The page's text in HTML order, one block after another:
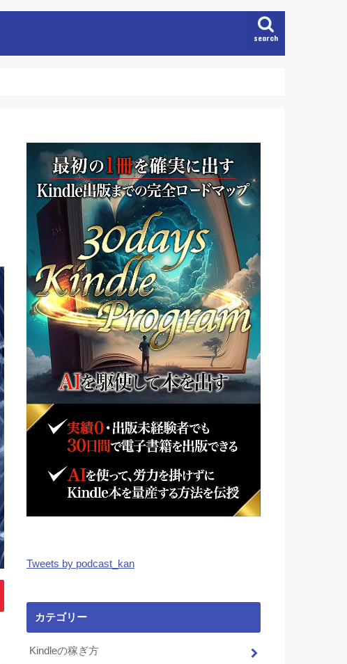
search
Tweets by podcast_kan
カテゴリー
Kindleの稼ぎ方